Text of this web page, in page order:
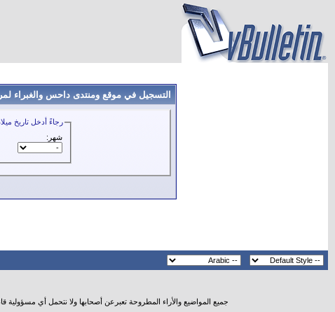
التسجيل في موقع ومنتدى داحس والغبراء
رجاءً أدخل تاريخ
شهر:
جميع المواضيع والأراء المطروحة تعبرعن أصحابها ولا نتحمل أي